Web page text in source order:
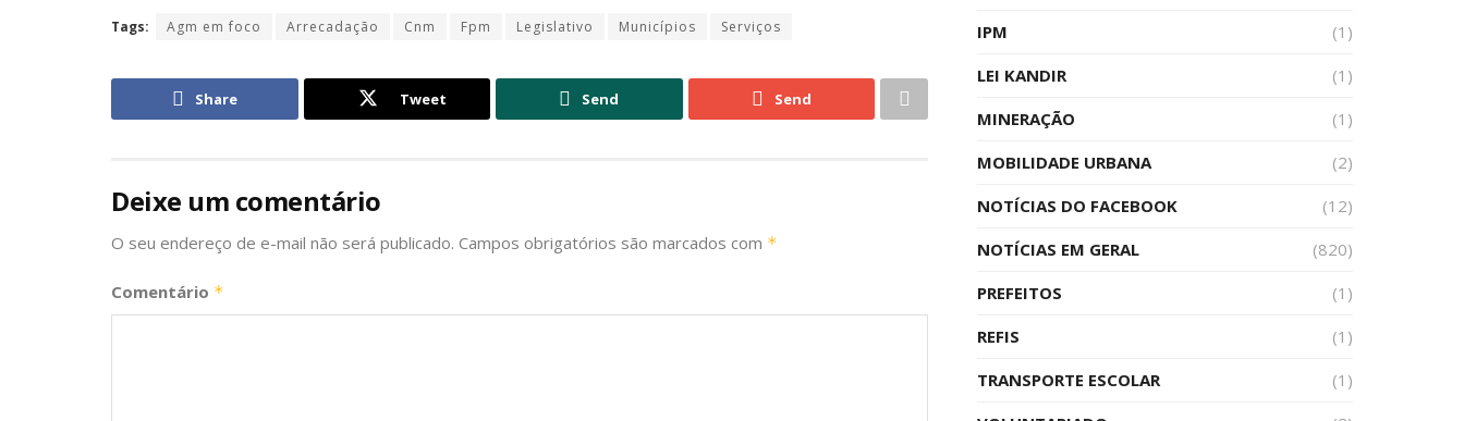
Tags: Agm em foco Arrecadação Cnm Fpm Legislativo Municípios Serviços
Share Tweet Send Send
Deixe um comentário
O seu endereço de e-mail não será publicado. Campos obrigatórios são marcados com *
Comentário *
IPM
(1)
LEI KANDIR
(1)
MINERAÇÃO
(1)
MOBILIDADE URBANA
(2)
NOTÍCIAS DO FACEBOOK
(12)
NOTÍCIAS EM GERAL
(820)
PREFEITOS
(1)
REFIS
(1)
TRANSPORTE ESCOLAR
(1)